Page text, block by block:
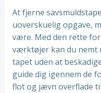
At fjerne
uoverskuelig opgave,
være. Med den rette
værktøjer kan du nemt
tapet uden at
guide dig igennem de
flot og jævn overflade